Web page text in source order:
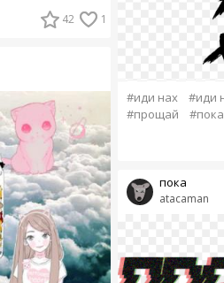
42 1
#иди нах
#иди
#прощай
#пока
atacaman
пока